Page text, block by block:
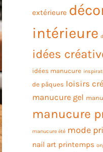
extérieure
intérieure
idées
idées manucure
de pâques loisirs
manucure gel
manucure
manucure été mode
nail art printemps